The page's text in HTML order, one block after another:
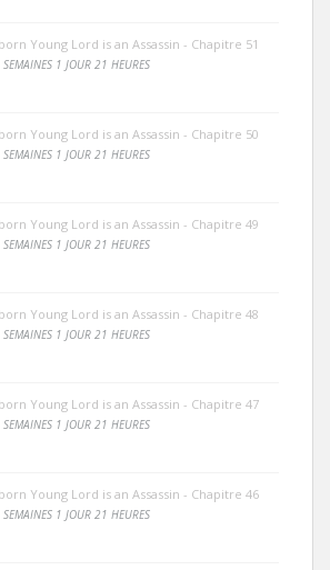
Young Lord is an Assassin - Chapitre 51
1 JOUR 21 HEURES
Young Lord is an Assassin - Chapitre 50
1 JOUR 21 HEURES
Young Lord is an Assassin - Chapitre 49
1 JOUR 21 HEURES
Young Lord is an Assassin - Chapitre 48
1 JOUR 21 HEURES
Young Lord is an Assassin - Chapitre 47
1 JOUR 21 HEURES
Young Lord is an Assassin - Chapitre 46
1 JOUR 21 HEURES